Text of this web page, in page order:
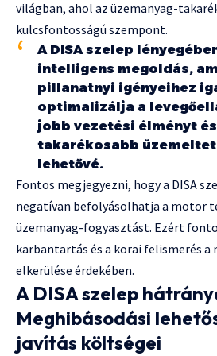
világban, ahol az üzemanyag-
kulcsfontosságú szempont.
A DISA szelep
intelligens megoldás,
pillanatnyi igényeihez
optimalizálja a
jobb vezetési élményt és
takarékosabb
lehetővé.
Fontos megjegyezni, hogy a DISA
negatívan befolyásolhatja a motor
üzemanyag-fogyasztást. Ezért
karbantartás és a korai felismerés a
elkerülése érdekében.
A DISA szelep
Meghibásodási
javítás költségei